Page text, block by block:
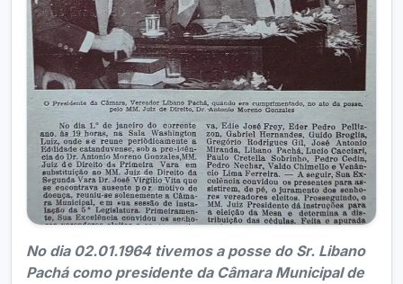
No dia 02.01.1964 tivemos a posse do Sr. Libano
Pachá como presidente da Câmara Municipal de